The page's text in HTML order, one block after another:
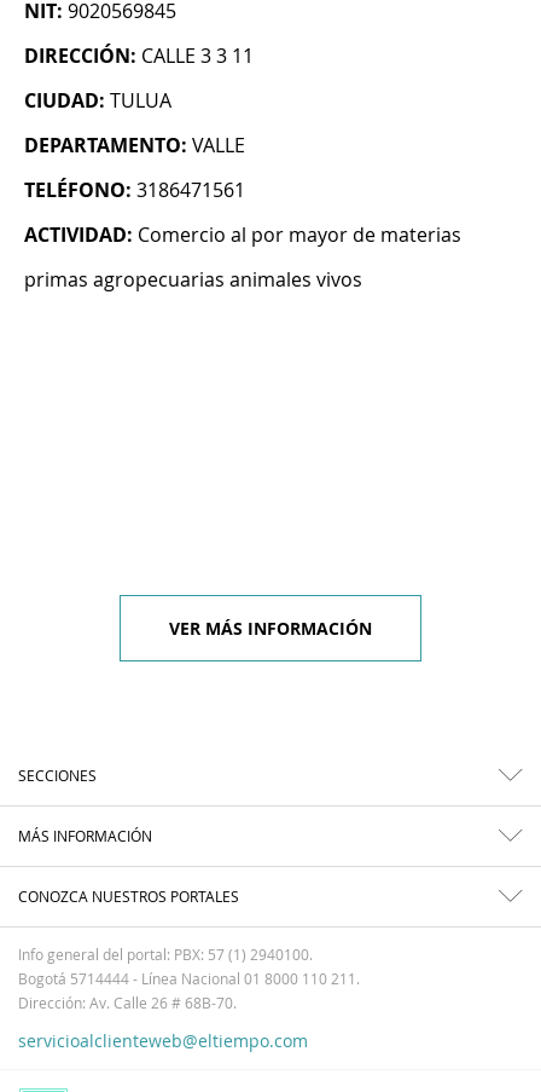
NIT: 9020569845
DIRECCIÓN: CALLE 3 3 11
CIUDAD: TULUA
DEPARTAMENTO: VALLE
TELÉFONO: 3186471561
ACTIVIDAD: Comercio al por mayor de materias
primas agropecuarias animales vivos
VER MÁS INFORMACIÓN
SECCIONES
MÁS INFORMACIÓN
CONOZCA NUESTROS PORTALES
Info general del portal: PBX: 57 (1) 2940100.
Bogotá 5714444 - Línea Nacional 01 8000 110 211.
Dirección: Av. Calle 26 # 68B-70.
servicioalclienteweb@eltiempo.com